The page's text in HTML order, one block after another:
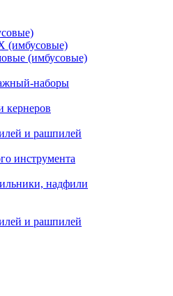
(имбусовые)
(имбусовые)
наборы
кернеров
и рашпилей
инструмента
надфили
и рашпилей